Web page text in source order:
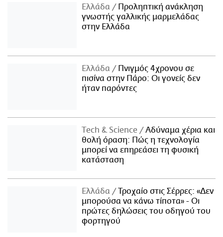
Ελλάδα
Προληπτική ανάκληση
γνωστής γαλλικής μαρμελάδας
στην Ελλάδα
Ελλάδα
Πνιγμός 4χρονου σε
πισίνα στην Πάρο: Οι γονείς δεν
ήταν παρόντες
Τech & Science
Αδύναμα χέρια και
θολή όραση: Πώς η τεχνολογία
μπορεί να επηρεάσει τη φυσική
κατάσταση
Ελλάδα
Τροχαίο στις Σέρρες: «Δεν
μπορούσα να κάνω τίποτα» - Οι
πρώτες δηλώσεις του οδηγού του
φορτηγού